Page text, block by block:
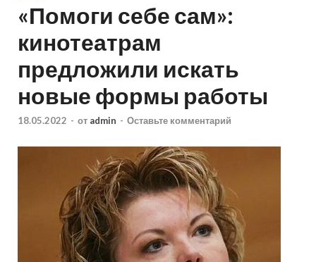
«Помоги себе сам»:
кинотеатрам
предложили искать
новые формы работы
18.05.2022 - от admin - Оставьте комментарий